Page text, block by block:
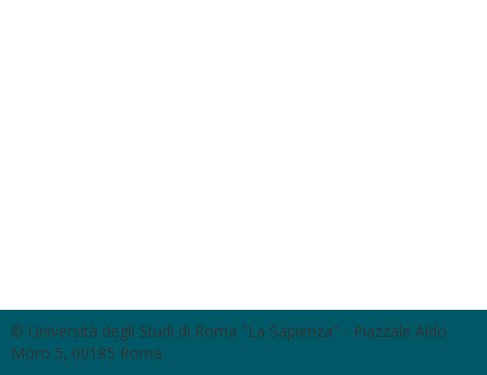
© Università degli Studi di Roma "La Sapienza" - Piazzale Aldo
Moro 5, 00185 Roma